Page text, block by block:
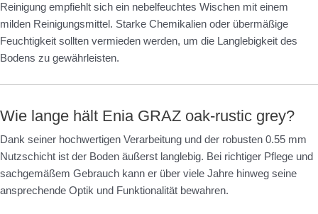
Reinigung empfiehlt sich ein nebelfeuchtes Wischen mit einem
milden Reinigungsmittel. Starke Chemikalien oder übermäßige
Feuchtigkeit sollten vermieden werden, um die Langlebigkeit des
Bodens zu gewährleisten.
Wie lange hält Enia GRAZ oak-rustic grey?
Dank seiner hochwertigen Verarbeitung und der robusten 0.55 mm
Nutzschicht ist der Boden äußerst langlebig. Bei richtiger Pflege und
sachgemäßem Gebrauch kann er über viele Jahre hinweg seine
ansprechende Optik und Funktionalität bewahren.